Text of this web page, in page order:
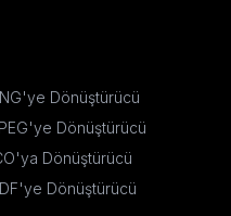
Dönüştürücü
Dönüştürücü
Dönüştürücü
Dönüştürücü